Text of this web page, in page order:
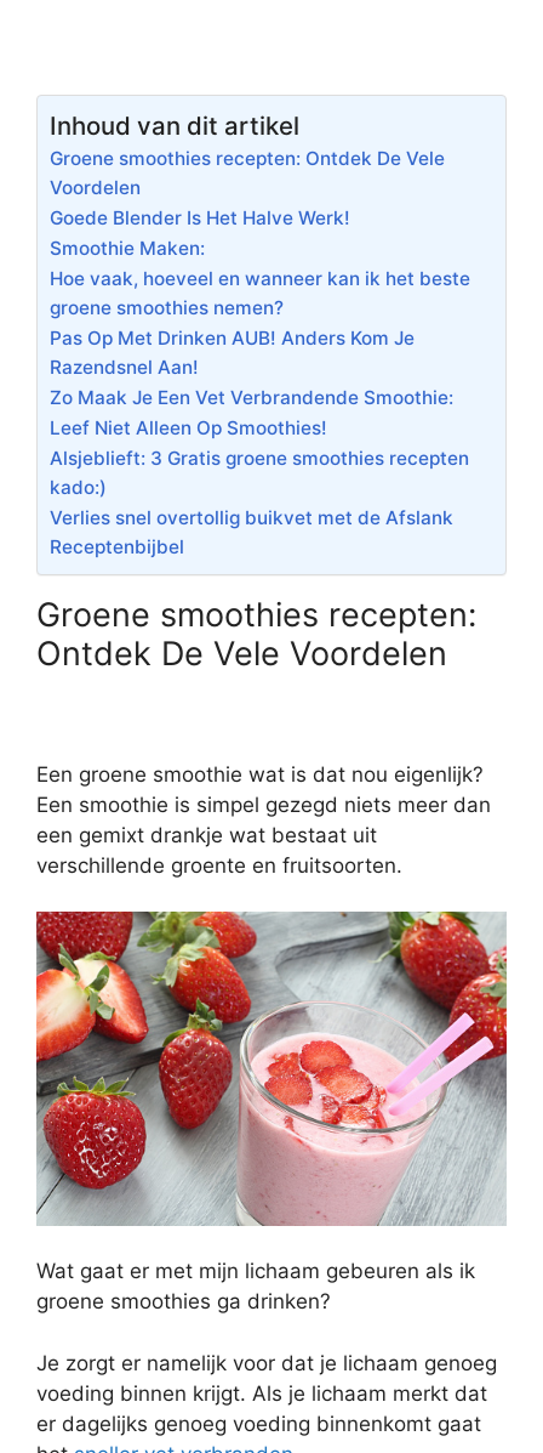
Inhoud van dit artikel
Groene smoothies recepten: Ontdek De Vele
Voordelen
Goede Blender Is Het Halve Werk!
Smoothie Maken:
Hoe vaak, hoeveel en wanneer kan ik het beste
groene smoothies nemen?
Pas Op Met Drinken AUB! Anders Kom Je
Razendsnel Aan!
Zo Maak Je Een Vet Verbrandende Smoothie:
Leef Niet Alleen Op Smoothies!
Alsjeblieft: 3 Gratis groene smoothies recepten
kado:)
Verlies snel overtollig buikvet met de Afslank
Receptenbijbel
Groene smoothies recepten:
Ontdek De Vele Voordelen
Een groene smoothie wat is dat nou eigenlijk?
Een smoothie is simpel gezegd niets meer dan
een gemixt drankje wat bestaat uit
verschillende groente en fruitsoorten.
Wat gaat er met mijn lichaam gebeuren als ik
groene smoothies ga drinken?
Je zorgt er namelijk voor dat je lichaam genoeg
voeding binnen krijgt. Als je lichaam merkt dat
er dagelijks genoeg voeding binnenkomt gaat